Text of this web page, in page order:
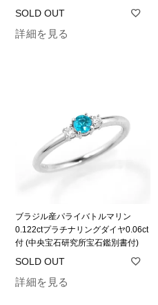
詳細を見る
ブラジル産パライバトルマリン
0.122ctプラチナリングダイヤ0.06ct
付 (中央宝石研究所宝石鑑別書付)
詳細を見る